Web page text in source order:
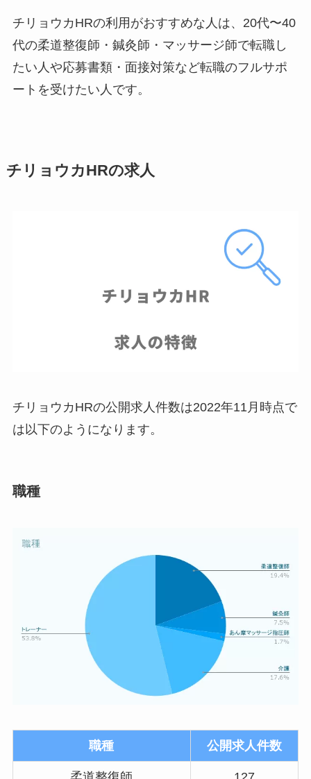
チリョウカHRの利用がおすすめな人は、20代〜40
代の柔道整復師・鍼灸師・マッサージ師で転職し
たい人や応募書類・面接対策など転職のフルサポ
ートを受けたい人です。
チリョウカHRの求人
チリョウカHRの公開求人件数は2022年11月時点で
は以下のようになります。
職種
職種 公開求人件数